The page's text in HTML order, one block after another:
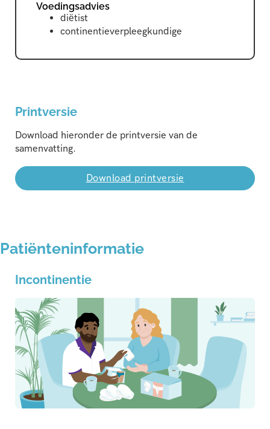
Voedingsadvies
diëtist
continentieverpleegkundige
Printversie
Download hieronder de printversie van de
samenvatting.
Download printversie
Patiënteninformatie
Incontinentie